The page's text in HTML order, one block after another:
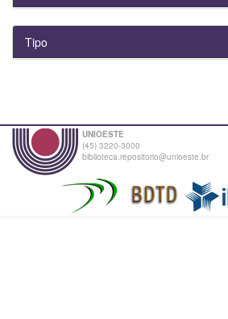
Tipo
UNIOESTE
(45) 3220-3000
biblioteca.repositorio@unioeste.br